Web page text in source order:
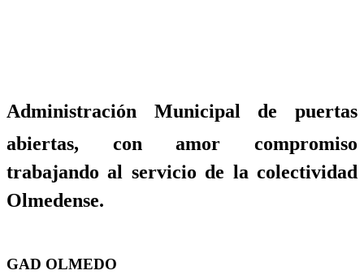
Administración Municipal de puertas
abiertas, con amor compromiso
trabajando al servicio de la colectividad
Olmedense.
GAD OLMEDO